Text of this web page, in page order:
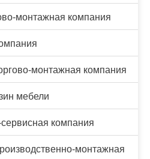
монтажная компания
монтажная компания
мебели
компания
монтажная